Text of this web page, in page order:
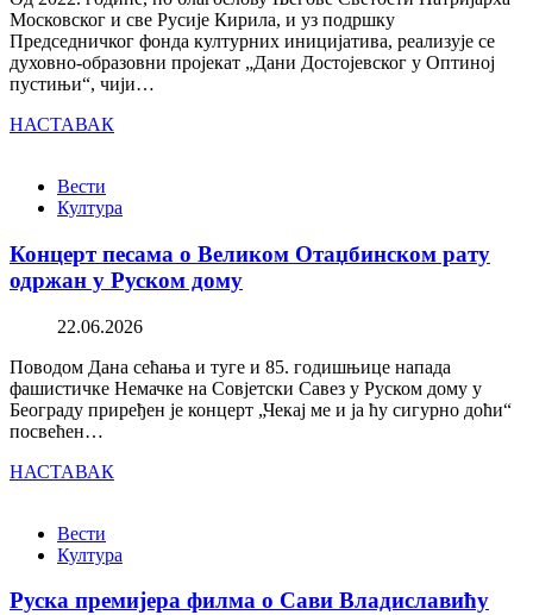
Московског и све Русије Кирила, и уз подршку
Председничког фонда културних иницијатива, реализује се
духовно-образовни пројекат „Дани Достојевског у Оптиној
пустињи“, чији…
НАСТАВАК
Вести
Култура
Концерт песама о Великом Отаџбинском рату
одржан у Руском дому
22.06.2026
Поводом Дана сећања и туге и 85. годишњице напада
фашистичке Немачке на Совјетски Савез у Руском дому у
Београду приређен је концерт „Чекај ме и ја ћу сигурно доћи“
посвећен…
НАСТАВАК
Вести
Култура
Руска премијера филма о Сави Владиславићу